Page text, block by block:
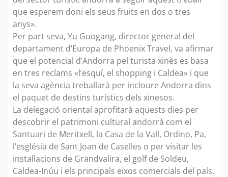
que esperem doni els seus fruits en dos o tres
anys».
Per part seva, Yu Guogang, director general del
departament d’Europa de Phoenix Travel, va afirmar
que el potencial d’Andorra pel turista xinès es basa
en tres reclams «l’esquí, el shopping i Caldea» i que
la seva agència treballarà per incloure Andorra dins
el paquet de destins turístics dels xinesos.
La delegació oriental aprofitarà aquests dies per
descobrir el patrimoni cultural andorrà com el
Santuari de Meritxell, la Casa de la Vall, Ordino, Pa,
l’església de Sant Joan de Caselles o per visitar les
instal·lacions de Grandvalira, el golf de Soldeu,
Caldea-Inúu i els principals eixos comercials del país.